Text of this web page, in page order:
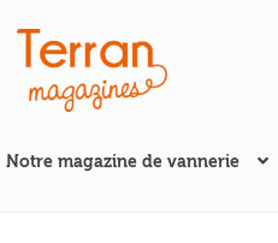
Aller
à
la
Aller
au
contenu
Notre magazine de vannerie